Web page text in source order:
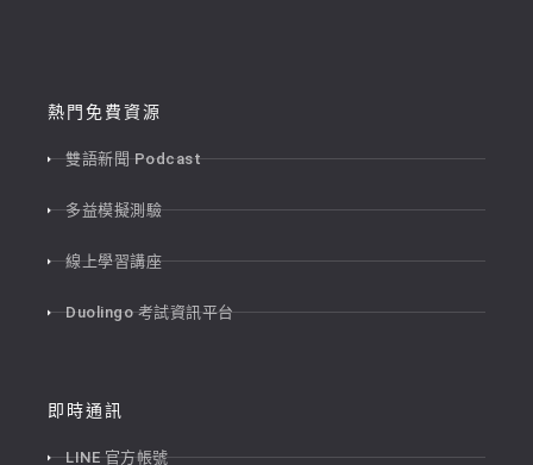
熱門免費資源
雙語新聞 Podcast
多益模擬測驗
線上學習講座
Duolingo 考試資訊平台
即時通訊
LINE 官方帳號